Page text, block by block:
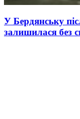
У Бердянську
залишилася без